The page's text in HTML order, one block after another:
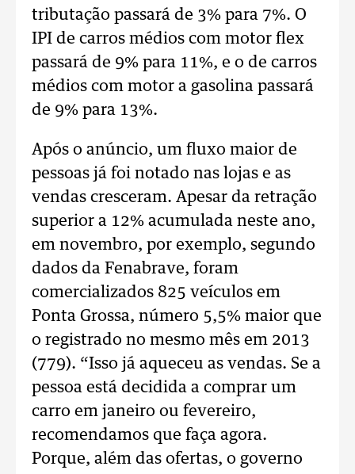
tributação passará de 3% para 7%. O
IPI de carros médios com motor flex
passará de 9% para 11%, e o de carros
médios com motor a gasolina passará
de 9% para 13%.
Após o anúncio, um fluxo maior de
pessoas já foi notado nas lojas e as
vendas cresceram. Apesar da retração
superior a 12% acumulada neste ano,
em novembro, por exemplo, segundo
dados da Fenabrave, foram
comercializados 825 veículos em
Ponta Grossa, número 5,5% maior que
o registrado no mesmo mês em 2013
(779). “Isso já aqueceu as vendas. Se a
pessoa está decidida a comprar um
carro em janeiro ou fevereiro,
recomendamos que faça agora.
Porque, além das ofertas, o governo